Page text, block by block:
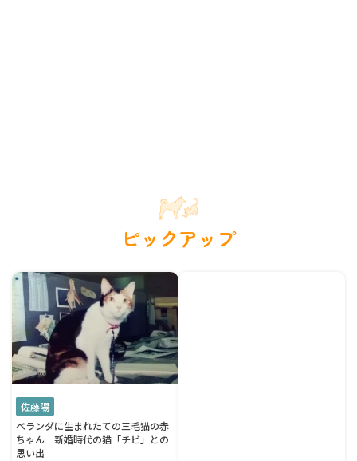
ピックアップ
佐藤陽
ベランダに生まれたての三毛猫の赤
ちゃん 新婚時代の猫「チビ」との
思い出